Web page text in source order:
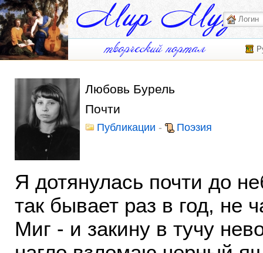
Любовь Бурель
Почти
Публикации - Поэзия
Я дотянулась почти до
так бывает раз в год, не
Миг - и закину в тучу